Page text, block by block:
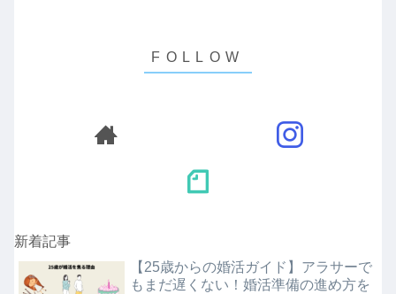
新着記事
【25歳からの婚活ガイド】アラサーで
もまだ遅くない！婚活準備の進め方を